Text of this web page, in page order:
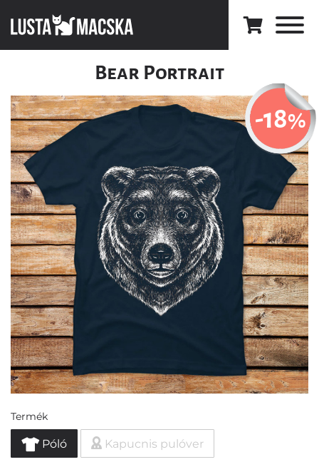
Bear Portrait
-18%
Termék
Póló Kapucnis pulóver